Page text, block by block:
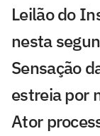
Leilão do
nesta
Sensação
estreia por
Ator